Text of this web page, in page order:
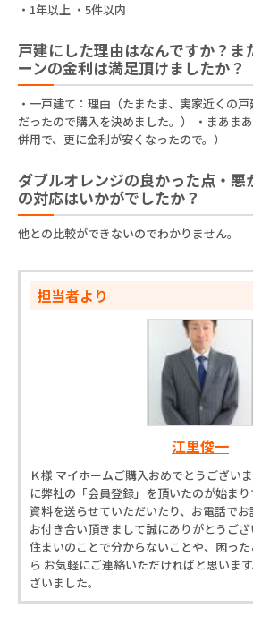
・1年以上 ・5件以内
戸建にした理由はなんですか？ま
ーンの金利は満足頂けましたか？
・一戸建て：理由（たまたま、実家近くの
だったので購入を決めました。） ・まあま
併用で、更に金利が安くなったので。）
ダブルオレンジの良かった点・
の対応はいかがでしたか？
他との比較ができないのでわかりません。
担当者より
江里俊一
Ｋ様 マイホームご購入おめでとうござい
に弊社の「会員登録」を頂いたのが始まり
資料を送らせていただいたり、お電話で
お付き合い頂きまして誠にありがとうご
住まいのことで分からないことや、困っ
ら お気軽にご連絡いただければと思いま
ざいました。